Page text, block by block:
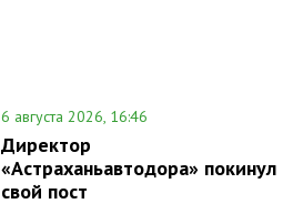
6 августа 2026, 16:46
Директор
«Астраханьавтодора» покинул
свой пост